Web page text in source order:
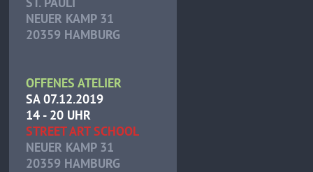
NEUER KAMP 31
20359 HAMBURG
OFFENES ATELIER
SA 07.12.2019
14 - 20 UHR
STREET ART SCHOOL
NEUER KAMP 31
20359 HAMBURG